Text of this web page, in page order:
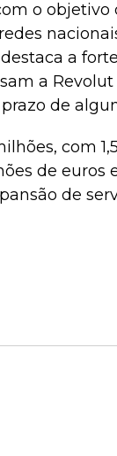
o objetivo
a
a
de
com
de euros
de